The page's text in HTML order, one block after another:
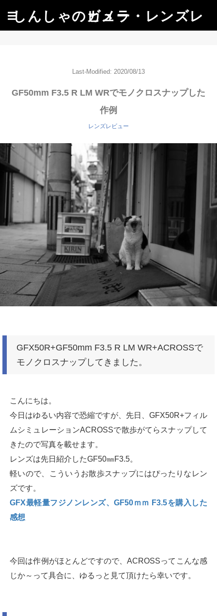
☰ しんしゃのカメラ・レンズレビュー
Last-Modified: 2020/08/13
GF50mm F3.5 R LM WRでモノクロスナップした
作例
レンズレビュー
GFX50R+GF50mm F3.5 R LM WR+ACROSSで
モノクロスナップしてきました。
こんにちは。
今日はゆるい内容で恐縮ですが、先日、GFX50R+フィル
ムシミュレーションACROSSで散歩がてらスナップして
きたので写真を載せます。
レンズは先日紹介したGF50㎜F3.5。
軽いので、こういうお散歩スナップにはぴったりなレン
ズです。
GFX最軽量フジノンレンズ、GF50ｍｍ F3.5を購入した
感想
今回は作例がほとんどですので、ACROSSってこんな感
じか～って具合に、ゆるっと見て頂けたら幸いです。